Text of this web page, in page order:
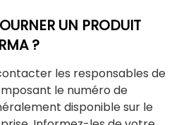
UN PRODUIT
?
les responsables de
le numéro de
disponible sur le